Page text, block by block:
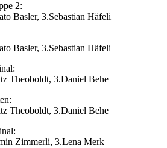
2:
Basler, 3.Sebastian Häfeli
Basler, 3.Sebastian Häfeli
Theoboldt, 3.Daniel Behe
Theoboldt, 3.Daniel Behe
Zimmerli, 3.Lena Merk